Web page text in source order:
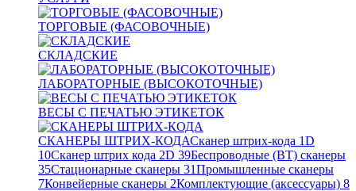
ТОРГОВЫЕ (ФАСОВОЧНЫЕ)
СКЛАДСКИЕ
ЛАБОРАТОРНЫЕ (ВЫСОКОТОЧНЫЕ)
ВЕСЫ С ПЕЧАТЬЮ ЭТИКЕТОК
СКАНЕРЫ ШТРИХ-КОДАСканер штрих-кода 1D
10Сканер штрих кода 2D 39Беспроводные (BT) сканеры
35Стационарные сканеры 31Промышленные сканеры
7Конвейерные сканеры 2Комплектующие (аксессуары) 8